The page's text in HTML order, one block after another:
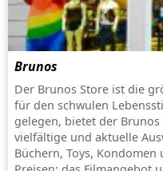
Brunos
Der Brunos Store ist die
für den schwulen
gelegen, bietet der
vielfältige und aktuelle
Büchern, Toys,